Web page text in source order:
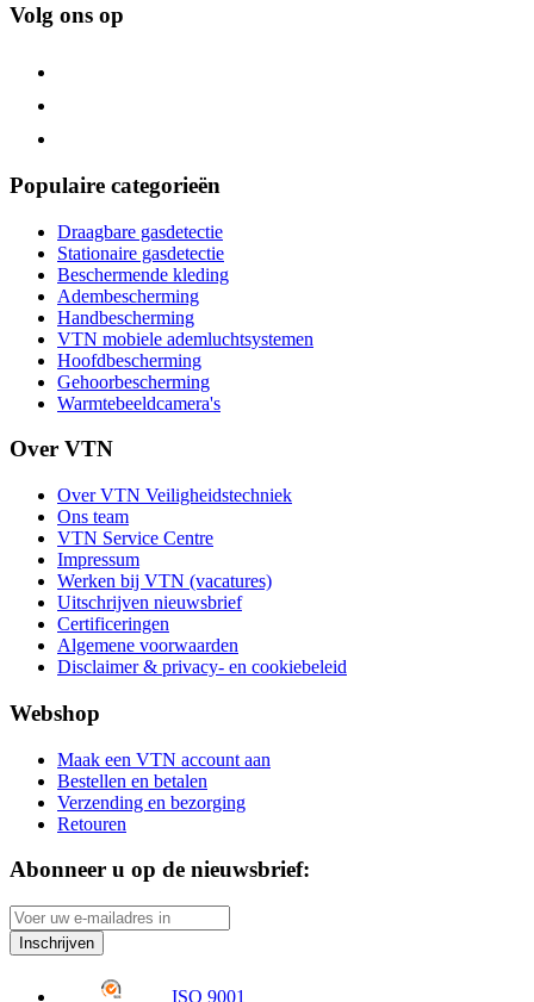
Volg ons op
Populaire categorieën
Draagbare gasdetectie
Stationaire gasdetectie
Beschermende kleding
Adembescherming
Handbescherming
VTN mobiele ademluchtsystemen
Hoofdbescherming
Gehoorbescherming
Warmtebeeldcamera's
Over VTN
Over VTN Veiligheidstechniek
Ons team
VTN Service Centre
Impressum
Werken bij VTN (vacatures)
Uitschrijven nieuwsbrief
Certificeringen
Algemene voorwaarden
Disclaimer & privacy- en cookiebeleid
Webshop
Maak een VTN account aan
Bestellen en betalen
Verzending en bezorging
Retouren
Abonneer u op de nieuwsbrief:
Inschrijven
ISO 9001